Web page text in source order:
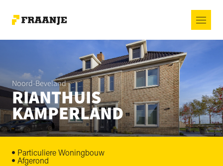
Noord-Beveland
RIANTHUIS
KAMPERLAND
Particuliere Woningbouw
Afgerond